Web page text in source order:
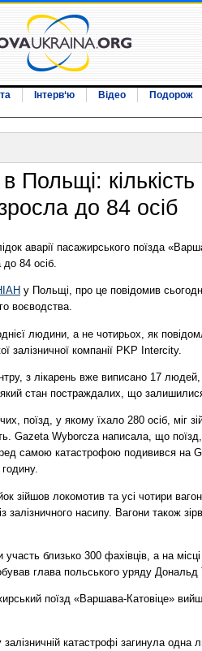
Інтерв‘ю Відео Подорож
Польщі: кількість
до 84 осіб
аварії пасажирського поїзда
до 84 осіб.
у Польщі, про це повідомив
воєводства.
людини, а не чотирьох, як
залізничної компанії PKP Intercity.
з лікарень вже виписано 17 людей,
стан постраждалих, що залишилися
поїзд, у якому їхало 280 осіб, міг
Gazeta Wyborcza написала, що
самою катастрофою подивився на
зійшов локомотив та усі чотири
залізничного насипу. Вагони також
участь близько 300 фахівців, а на місці
глава польського уряду Дональд
поїзд «Варшава-Катовіце»
катастрофі загинула одна